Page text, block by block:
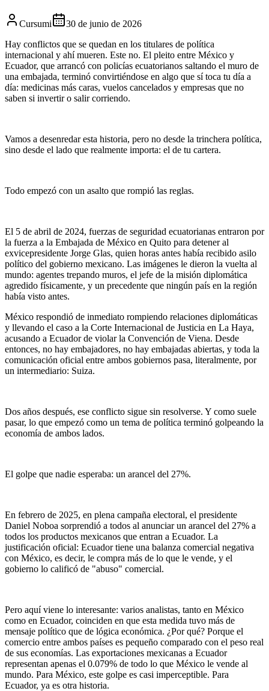
Cursumi
30 de junio de 2026
Hay conflictos que se quedan en los titulares de política
internacional y ahí mueren. Este no. El pleito entre México y
Ecuador, que arrancó con policías ecuatorianos saltando el muro de
una embajada, terminó convirtiéndose en algo que sí toca tu día a
día: medicinas más caras, vuelos cancelados y empresas que no
saben si invertir o salir corriendo.
Vamos a desenredar esta historia, pero no desde la trinchera política,
sino desde el lado que realmente importa: el de tu cartera.
Todo empezó con un asalto que rompió las reglas.
El 5 de abril de 2024, fuerzas de seguridad ecuatorianas entraron por
la fuerza a la Embajada de México en Quito para detener al
exvicepresidente Jorge Glas, quien horas antes había recibido asilo
político del gobierno mexicano. Las imágenes le dieron la vuelta al
mundo: agentes trepando muros, el jefe de la misión diplomática
agredido físicamente, y un precedente que ningún país en la región
había visto antes.
México respondió de inmediato rompiendo relaciones diplomáticas
y llevando el caso a la Corte Internacional de Justicia en La Haya,
acusando a Ecuador de violar la Convención de Viena. Desde
entonces, no hay embajadores, no hay embajadas abiertas, y toda la
comunicación oficial entre ambos gobiernos pasa, literalmente, por
un intermediario: Suiza.
Dos años después, ese conflicto sigue sin resolverse. Y como suele
pasar, lo que empezó como un tema de política terminó golpeando la
economía de ambos lados.
El golpe que nadie esperaba: un arancel del 27%.
En febrero de 2025, en plena campaña electoral, el presidente
Daniel Noboa sorprendió a todos al anunciar un arancel del 27% a
todos los productos mexicanos que entran a Ecuador. La
justificación oficial: Ecuador tiene una balanza comercial negativa
con México, es decir, le compra más de lo que le vende, y el
gobierno lo calificó de "abuso" comercial.
Pero aquí viene lo interesante: varios analistas, tanto en México
como en Ecuador, coinciden en que esta medida tuvo más de
mensaje político que de lógica económica. ¿Por qué? Porque el
comercio entre ambos países es pequeño comparado con el peso real
de sus economías. Las exportaciones mexicanas a Ecuador
representan apenas el 0.079% de todo lo que México le vende al
mundo. Para México, este golpe es casi imperceptible. Para
Ecuador, ya es otra historia.